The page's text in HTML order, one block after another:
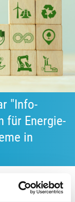
"Info-
für Energie-
in